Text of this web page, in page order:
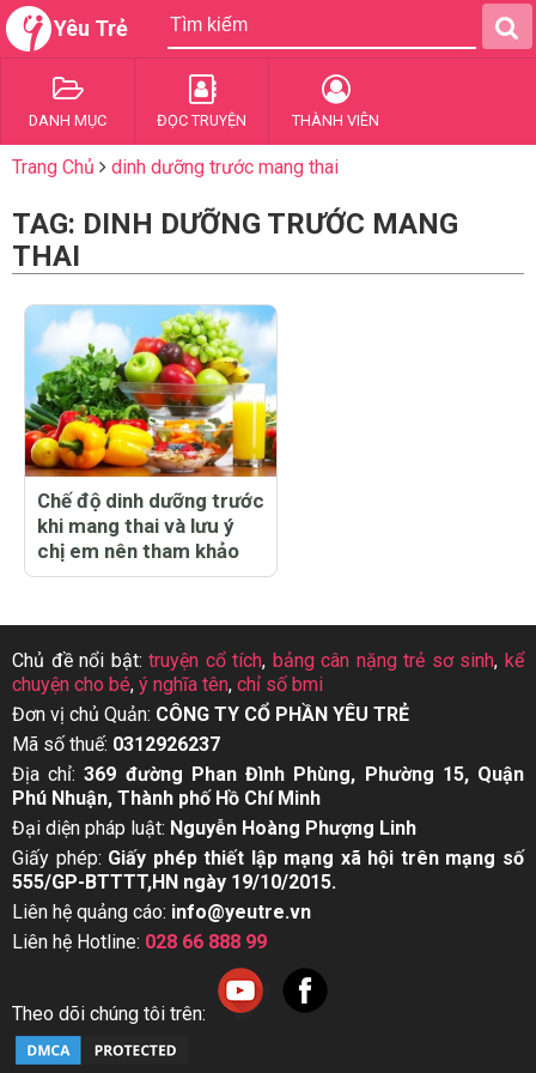
Yêu Trẻ
DANH MỤC ĐỌC TRUYỆN THÀNH VIÊN
Trang Chủ dinh dưỡng trước mang thai
TAG: DINH DƯỠNG TRƯỚC MANG
THAI
Chế độ dinh dưỡng trước
khi mang thai và lưu ý
chị em nên tham khảo
Chủ đề nổi bật:truyện cổ tích, bảng cân nặng trẻ sơ sinh,kể
chuyện cho bé, ý nghĩa tên, chỉ số bmi
Đơn vị chủ Quản: CÔNG TY CỔ PHẦN YÊU TRẺ
Mã số thuế: 0312926237
Địa chỉ:369 đường Phan Đình Phùng, Phường 15, Quận
Phú Nhuận, Thành phố Hồ Chí Minh
Đại diện pháp luật: Nguyễn Hoàng Phượng Linh
Giấy phép: Giấy phép thiết lập mạng xã hội trên mạng số
555/GP-BTTTT,HN ngày 19/10/2015.
Liên hệ quảng cáo: info@yeutre.vn
Liên hệ Hotline: 028 66 888 99
Theo dõi chúng tôi trên: